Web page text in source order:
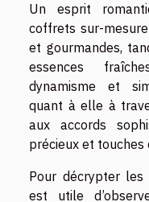
Un esprit
coffrets sur-
et gourmandes,
essences
dynamisme et
quant à elle à
aux accords
précieux et touches
Pour décrypter
est utile